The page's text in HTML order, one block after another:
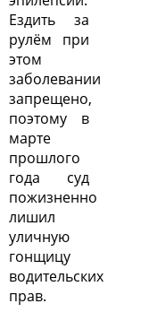
Ездить за
рулём при
этом
заболевании
запрещено,
поэтому в
марте
прошлого
года суд
пожизненно
лишил
уличную
гонщицу
водительских
прав.